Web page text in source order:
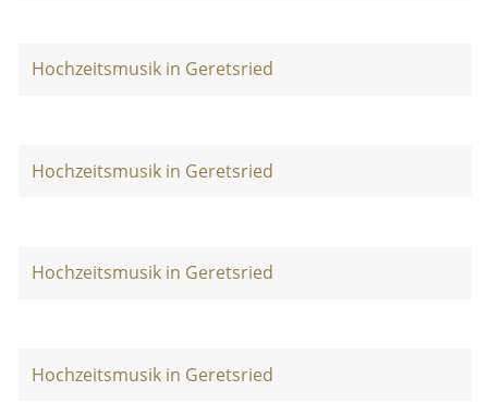
Hochzeitsmusik in Geretsried
Hochzeitsmusik in Geretsried
Hochzeitsmusik in Geretsried
Hochzeitsmusik in Geretsried